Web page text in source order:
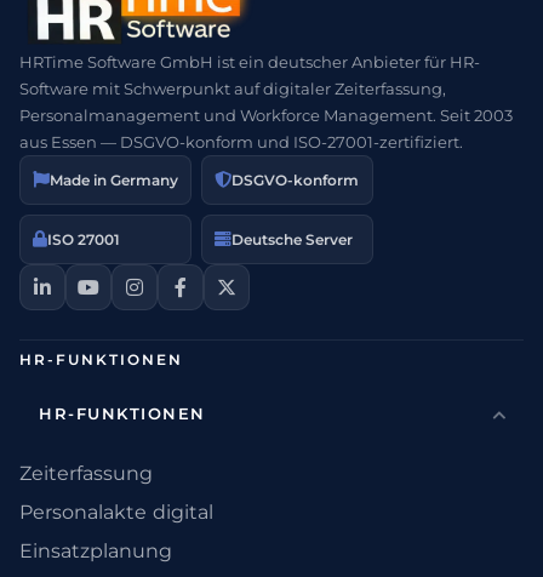
HRTime Software GmbH ist ein deutscher Anbieter für HR-
Software mit Schwerpunkt auf digitaler Zeiterfassung,
Personalmanagement und Workforce Management. Seit 2003
aus Essen — DSGVO-konform und ISO-27001-zertifiziert.
Made in Germany DSGVO-konform
ISO 27001 Deutsche Server
HR-FUNKTIONEN
HR-FUNKTIONEN
Zeiterfassung
Personalakte digital
Einsatzplanung